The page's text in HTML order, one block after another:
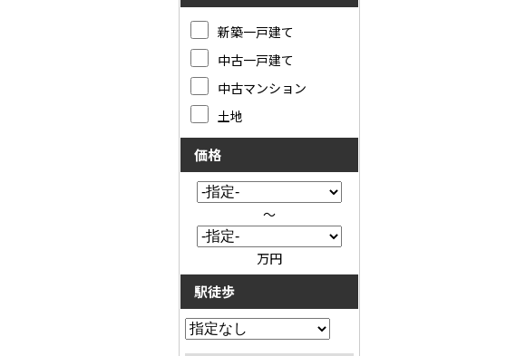
新築一戸建て
中古一戸建て
中古マンション
土地
価格
～
万円
駅徒歩